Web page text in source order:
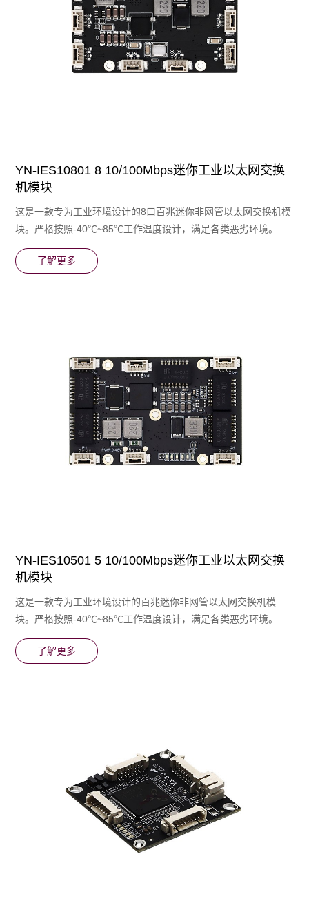
YN-IES10801 8 10/100Mbps迷你工业以太网交换
机模块
这是一款专为⼯业环境设计的8口百兆迷你非网管以太网交换机模
块。严格按照-40℃~85℃⼯作温度设计，满⾜各类恶劣环境。
了解更多
YN-IES10501 5 10/100Mbps迷你工业以太网交换
机模块
这是一款专为⼯业环境设计的百兆迷你非网管以太网交换机模
块。严格按照-40℃~85℃⼯作温度设计，满⾜各类恶劣环境。
了解更多